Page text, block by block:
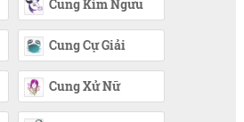
Cung Kim Ngưu
Cung Cự Giải
Cung Xử Nữ